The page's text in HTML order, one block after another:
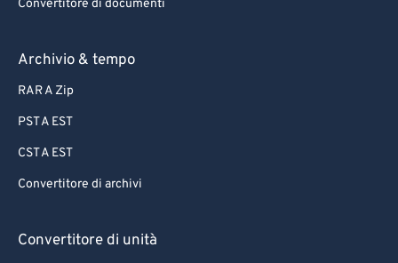
Convertitore di documenti
Archivio & tempo
RAR A Zip
PST A EST
CST A EST
Convertitore di archivi
Convertitore di unità